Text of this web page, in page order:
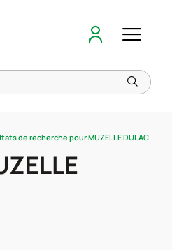
de recherche pour MUZELLE DULAC